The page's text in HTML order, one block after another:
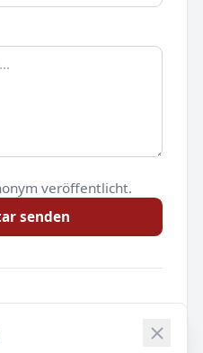
veröffentlicht.
senden